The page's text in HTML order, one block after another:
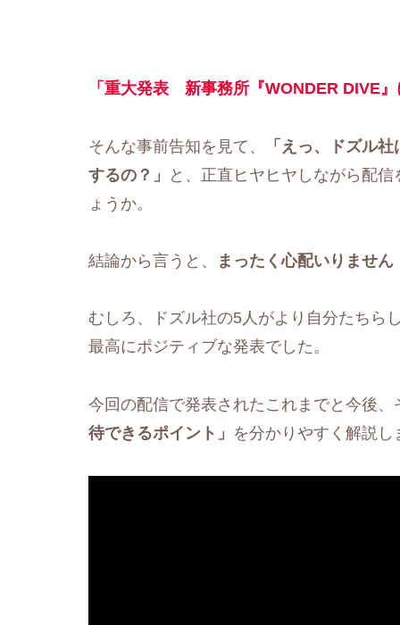
「重大発表 新事務所『WONDER DIVE
そんな事前告知を見て、
「えっ、ドズル
するの？」
と、正直ヒヤヒヤしながら配
ょうか。
結論から言うと、 まったく心配いりません
むしろ、ドズル社の5人がより自分たちら
最高にポジティブな発表でした。
今回の配信で発表されたこれまでと今後、
待できるポイント」 を分かりやすく解説し